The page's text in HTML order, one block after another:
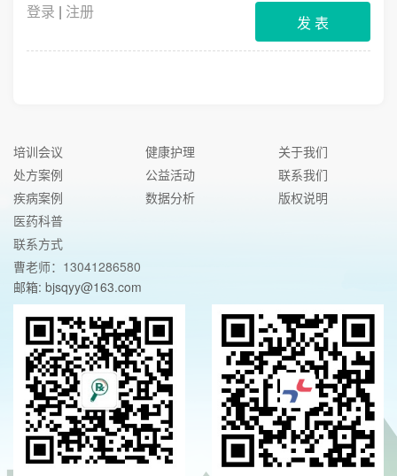
登录 | 注册
发 表
培训会议
处方案例
疾病案例
医药科普
健康护理
公益活动
数据分析
关于我们
联系我们
版权说明
联系方式
曹老师：13041286580
邮箱: bjsqyy@163.com